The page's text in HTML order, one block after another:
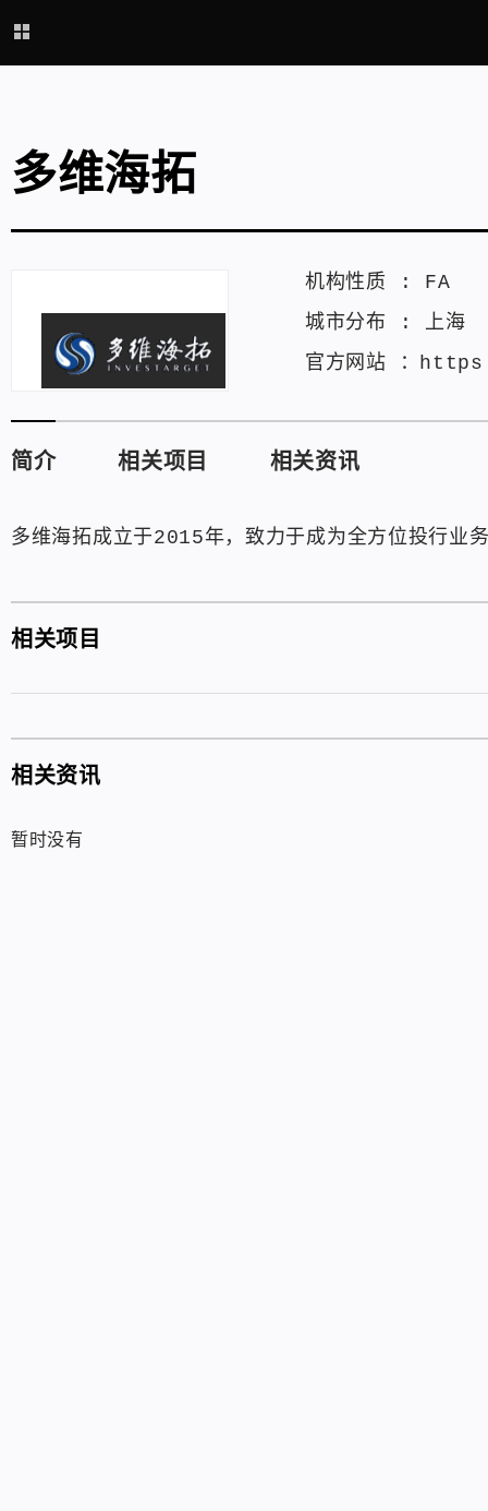
多维海拓
机构性质 : FA
城市分布 : 上海
官方网站 ：
简介 相关项目 相关资讯
多维海拓成立于2015年，致力于成为全方位投行业
相关项目
相关资讯
暂时没有